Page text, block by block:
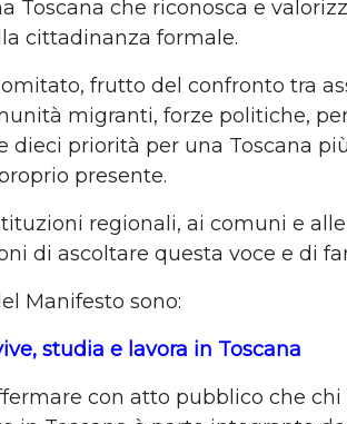
Toscana che riconosca e
cittadinanza formale.
frutto del confronto tra
migranti, forze politiche,
dieci priorità per una Toscana
presente.
regionali, ai comuni e
di ascoltare questa voce e di
Manifesto sono:
studia e lavora in Toscana
con atto pubblico che chi